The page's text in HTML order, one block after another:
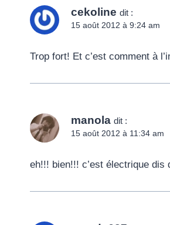
cekoline dit :
15 août 2012 à 9:24 am
Trop fort! Et c’est comment à
manola dit :
15 août 2012 à 11:34 am
eh!!! bien!!! c’est électrique dis